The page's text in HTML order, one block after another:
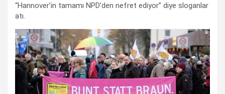
“Hannover’in tamamı NPD’den nefret ediyor” diye sloganlar
atı.